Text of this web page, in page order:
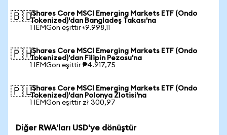
🇧🇩iShares Core MSCI Emerging Markets ETF (Ondo
Tokenized)'dan Bangladeş Takası'na
1 IEMGon eşittir ৳9.998,11
🇵🇭iShares Core MSCI Emerging Markets ETF (Ondo
Tokenized)'dan Filipin Pezosu'na
1 IEMGon eşittir ₱4.917,75
🇵🇱iShares Core MSCI Emerging Markets ETF (Ondo
Tokenized)'dan Polonya Zlotisi'na
1 IEMGon eşittir zł 300,97
Diğer RWA'ları USD'ye dönüştür